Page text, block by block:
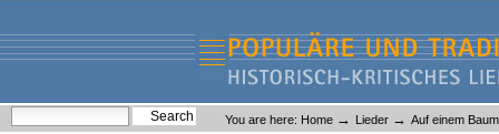
content.
navigation
Liederlexikon
Personal
tools
You are here: Home → Lieder → Auf einem